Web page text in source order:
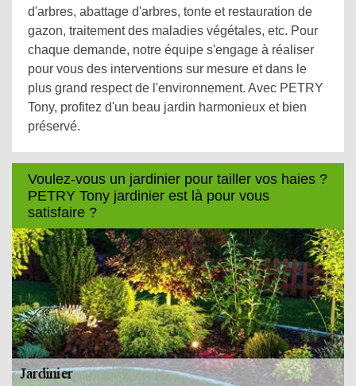
d'arbres, abattage d'arbres, tonte et restauration de
gazon, traitement des maladies végétales, etc. Pour
chaque demande, notre équipe s'engage à réaliser
pour vous des interventions sur mesure et dans le
plus grand respect de l'environnement. Avec PETRY
Tony, profitez d'un beau jardin harmonieux et bien
préservé.
Voulez-vous un jardinier pour tailler vos haies ?
PETRY Tony jardinier est là pour vous
satisfaire ?